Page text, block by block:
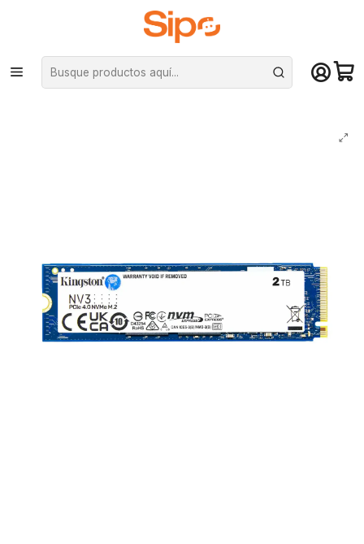
¡Compra hasta mediodía y recibe hoy! De lunes a sábado en el gran
Santiago. Envío gratis desde $29.990
Inicio Componentes PC Unidad de Estado Sólido (SSD)
M.2 PCIe NVMe
Unidad SSD Kingston NV3 2TB M.2 6000 MB/s NVMe PciE-4 3D NAND